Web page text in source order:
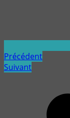
Précédent
Suivant